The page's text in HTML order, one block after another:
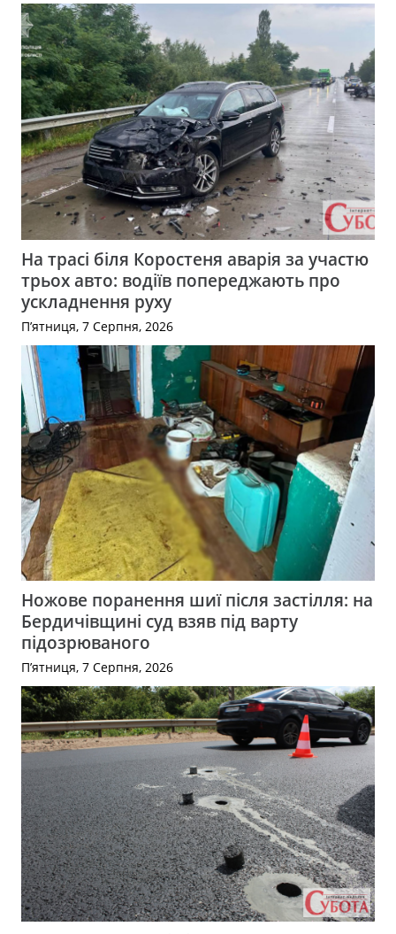
На трасі біля Коростеня аварія за участю
трьох авто: водіїв попереджають про
ускладнення руху
П’ятниця, 7 Серпня, 2026
Ножове поранення шиї після застілля: на
Бердичівщині суд взяв під варту
підозрюваного
П’ятниця, 7 Серпня, 2026